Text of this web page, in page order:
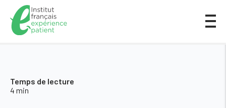
Temps de lecture
4 min